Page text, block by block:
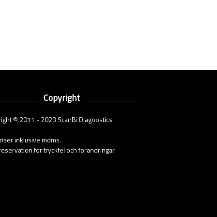
Copyright
© 2011 - 2023 ScanBi Diagnostics
inklusive moms.
för tryckfel och förändringar.